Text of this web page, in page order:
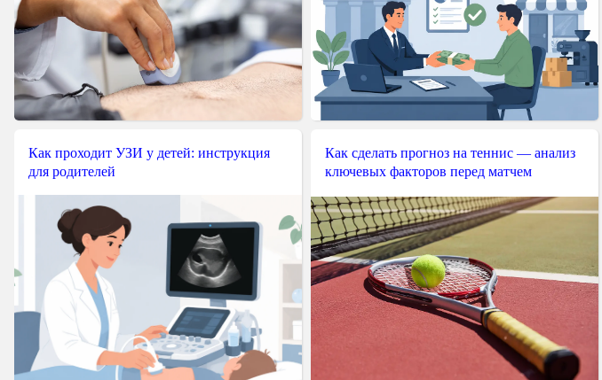
Как проходит УЗИ у детей: инструкция
для родителей
Как сделать прогноз на теннис — анализ
ключевых факторов перед матчем